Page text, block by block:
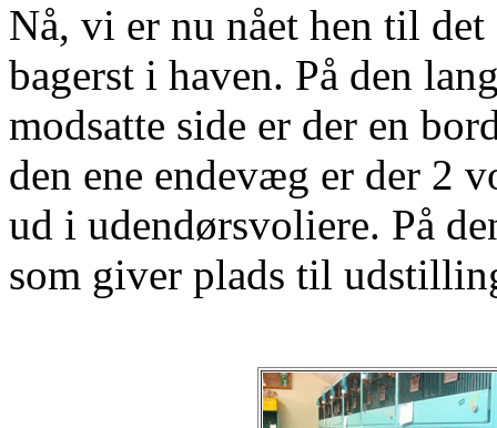
Nå, vi er nu nået hen til
bagerst i haven. På den
modsatte side er der en
den ene endevæg er der 2
ud i udendørsvoliere. På
som giver plads til